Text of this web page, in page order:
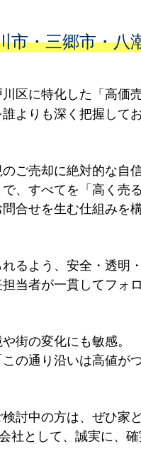
市・三郷市・
区に特化した「高価
よりも深く把握して
ご売却に絶対的な自
、すべてを「高く売
合せを生む仕組みを
るよう、安全・透
当者が一貫してフォ
街の変化にも敏感。
この通り沿いは高値
討中の方は、ぜひ家
社として、誠実に、